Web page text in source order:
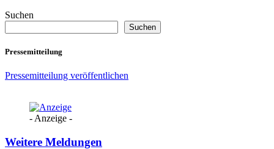
Suchen
Suchen
Pressemitteilung
Pressemitteilung veröffentlichen
- Anzeige -
Weitere Meldungen